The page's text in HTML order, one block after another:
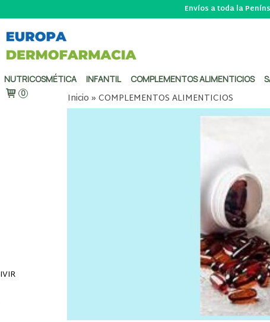
Envíos a toda la
NUTRICOSMÉTICA INFANTIL COMPLEMENTOS ALIMENTICIOS
0 Inicio » COMPLEMENTOS ALIMENTICIOS